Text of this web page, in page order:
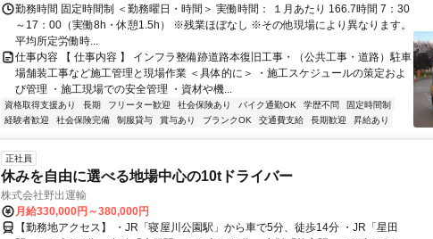
勤務時間 固定時間制 ＜勤務曜日・時間＞ 実働時間： １月あたり 166.7時間 7：30
～17：00（実働8h・休憩1.5h） ※残業ほぼなし ※その他現場により異なります。
平均所定労働時...
仕事内容 【 仕事内容 】 インフラ整備跡道路本復旧工事・（公共工事・道路）駐車
場舗装工事など施工管理と現場作業 ＜具体的に＞ ・施工スケジュールの策定およ
び管理 ・施工現場での安全管理 ・資材や機...
資格取得支援あり 長期 フリーター歓迎 社会保険あり バイク通勤OK 学歴不問
固定時間制
経験者歓迎
社会保険完備 制服貸与 賞与あり ブランクOK 交通費支給 長期歓迎 昇給あり
正社員
休みを自由に選べる地場中心の10tドライバー
株式会社野出運輸
月給330,000円～380,000円
【勤務地アクセス】 ・JR「寝屋川公園駅」から車で5分、徒歩14分 ・JR「星田